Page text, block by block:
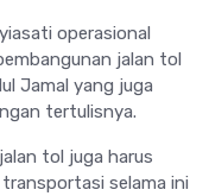
operasional
jalan tol
Jamal yang juga
tertulisnya.
tol juga harus
selama ini